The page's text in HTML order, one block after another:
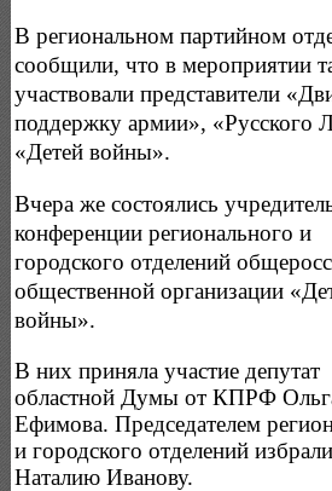
В региональном партийном
сообщили, что в мероприятии
участвовали представители
поддержку армии», «Русского
«Детей войны».
Вчера же состоялись
конференции регионального и
городского отделений
общественной организации
войны».
В них приняла участие депутат
областной Думы от КПРФ
Ефимова. Председателем
и городского отделений избрали
Наталию Иванову.